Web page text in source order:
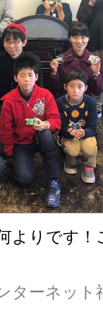
よりです！
ターネット